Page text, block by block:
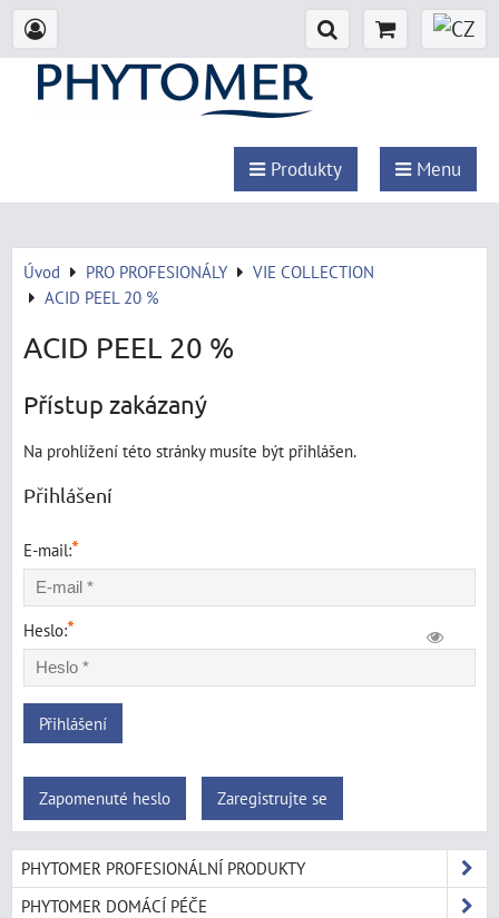
Produkty Menu
Úvod PRO PROFESIONÁLY
VIE COLLECTION
ACID PEEL 20 %
ACID PEEL 20 %
Přístup zakázaný
Na prohlížení této stránky musíte být přihlášen.
Přihlášení
E-mail:*
Heslo:*
Přihlášení
Zapomenuté heslo Zaregistrujte se
PHYTOMER PROFESIONÁLNÍ PRODUKTY
PHYTOMER DOMÁCÍ PÉČE